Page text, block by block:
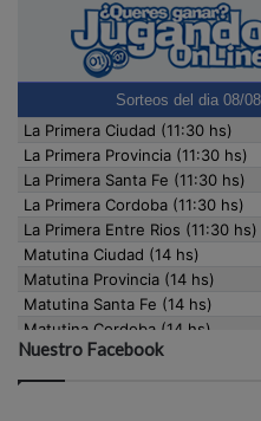
Nuestro Facebook